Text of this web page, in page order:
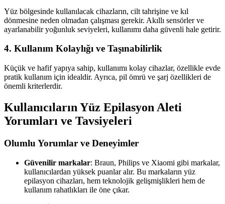
Yüz bölgesinde kullanılacak cihazların, cilt tahrişine ve kıl
dönmesine neden olmadan çalışması gerekir. Akıllı sensörler ve
ayarlanabilir yoğunluk seviyeleri, kullanımı daha güvenli hale getirir.
4. Kullanım Kolaylığı ve Taşınabilirlik
Küçük ve hafif yapıya sahip, kullanımı kolay cihazlar, özellikle evde
pratik kullanım için idealdir. Ayrıca, pil ömrü ve şarj özellikleri de
önemli kriterlerdir.
Kullanıcıların Yüz Epilasyon Aleti
Yorumları ve Tavsiyeleri
Olumlu Yorumlar ve Deneyimler
Güvenilir markalar: Braun, Philips ve Xiaomi gibi markalar,
kullanıcılardan yüksek puanlar alır. Bu markaların yüz
epilasyon cihazları, hem teknolojik gelişmişlikleri hem de
kullanım rahatlıkları ile öne çıkar.